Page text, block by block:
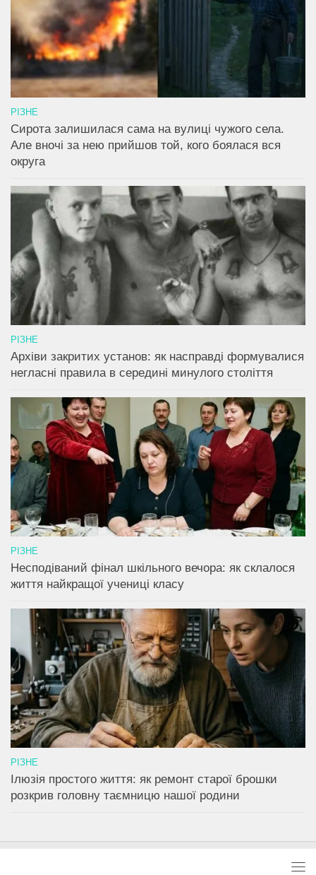
РІЗНЕ
Сирота залишилася сама на вулиці чужого села.
Але вночі за нею прийшов той, кого боялася вся
округа
РІЗНЕ
Архіви закритих установ: як насправді формувалися
негласні правила в середині минулого століття
РІЗНЕ
Несподіваний фінал шкільного вечора: як склалося
життя найкращої учениці класу
РІЗНЕ
Ілюзія простого життя: як ремонт старої брошки
розкрив головну таємницю нашої родини